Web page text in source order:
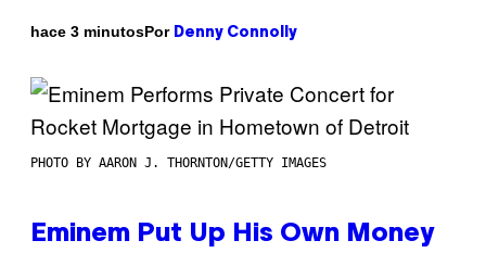
hace 3 minutosPor Denny Connolly
PHOTO BY AARON J. THORNTON/GETTY IMAGES
Eminem Put Up His Own Money